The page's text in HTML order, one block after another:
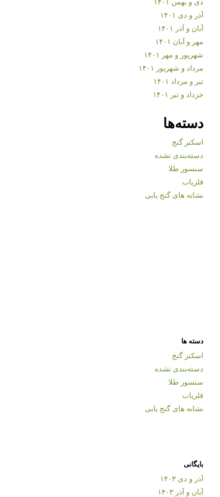
آذر و دی ۱۴۰۱
آبان و آذر ۱۴۰۱
مهر و آبان ۱۴۰۱
شهریور و مهر ۱۴۰۱
مرداد و شهریور ۱۴۰۱
تیر و مرداد ۱۴۰۱
خرداد و تیر ۱۴۰۱
دسته‌ها
اسکنر گنج
دسته‌بندی نشده
سنسور طلا
فلزیاب
نشانه های گنج یابی
دسته ها
اسکنر گنج
دسته‌بندی نشده
سنسور طلا
فلزیاب
نشانه های گنج یابی
بایگانی
آذر و دی ۱۴۰۳
آبان و آذر ۱۴۰۳